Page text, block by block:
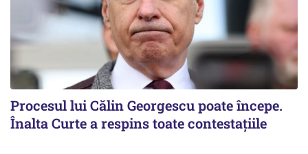
Procesul lui Călin Georgescu poate începe.
Înalta Curte a respins toate contestațiile